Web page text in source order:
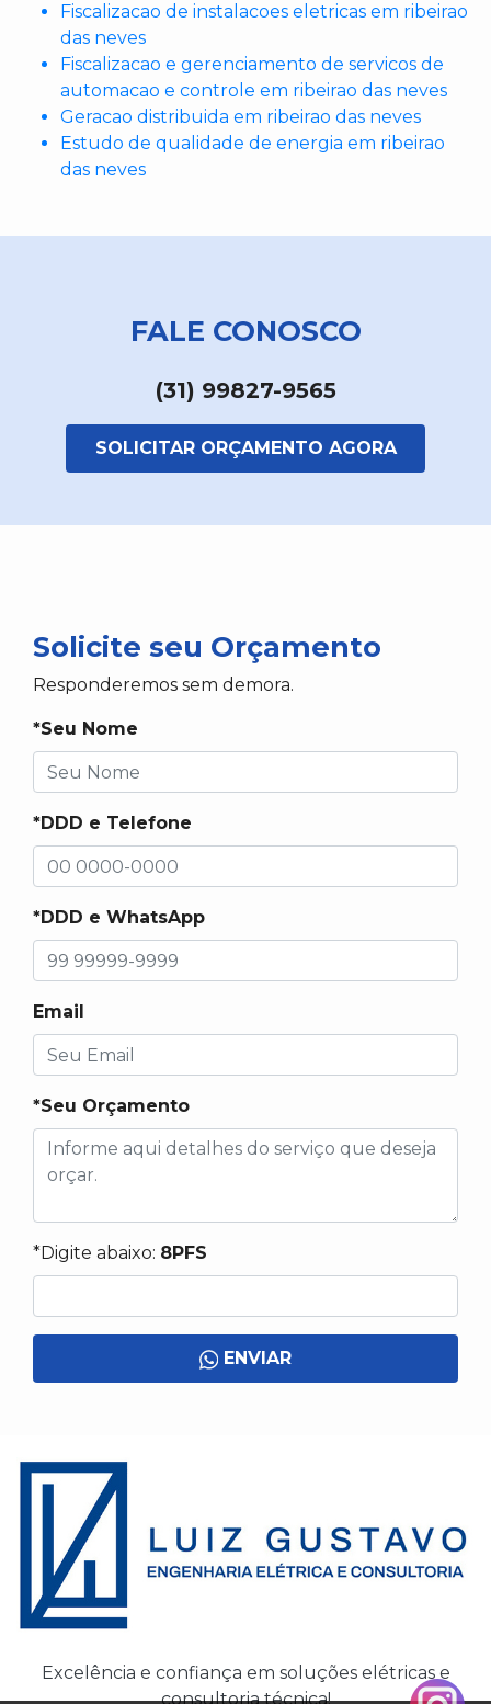
Fiscalizacao de instalacoes eletricas em ribeirao
das neves
Fiscalizacao e gerenciamento de servicos de
automacao e controle em ribeirao das neves
Geracao distribuida em ribeirao das neves
Estudo de qualidade de energia em ribeirao
das neves
FALE CONOSCO
(31) 99827-9565
SOLICITAR ORÇAMENTO AGORA
Solicite seu Orçamento
Responderemos sem demora.
*Seu Nome
*DDD e Telefone
*DDD e WhatsApp
Email
*Seu Orçamento
*Digite abaixo: 8PFS
ENVIAR
Excelência e confiança em soluções elétricas e
consultoria técnica!